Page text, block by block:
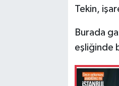
Tekin,
Burada
eşliğinde